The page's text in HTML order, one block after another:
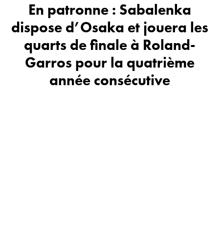
En patronne : Sabalenka
dispose d’Osaka et jouera les
quarts de finale à Roland-
Garros pour la quatrième
année consécutive